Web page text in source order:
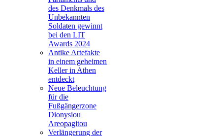
des Denkmals des
Unbekannten
Soldaten gewinnt
bei den LIT
Awards 2024
Antike Artefakte
in einem geheimen
Keller in Athen
entdeckt
Neue Beleuchtung
für die
Fußgängerzone
Dionysiou
Areopagitou
Verlängerung der